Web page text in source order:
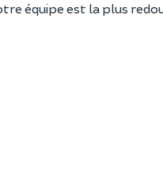
équipe est la plus